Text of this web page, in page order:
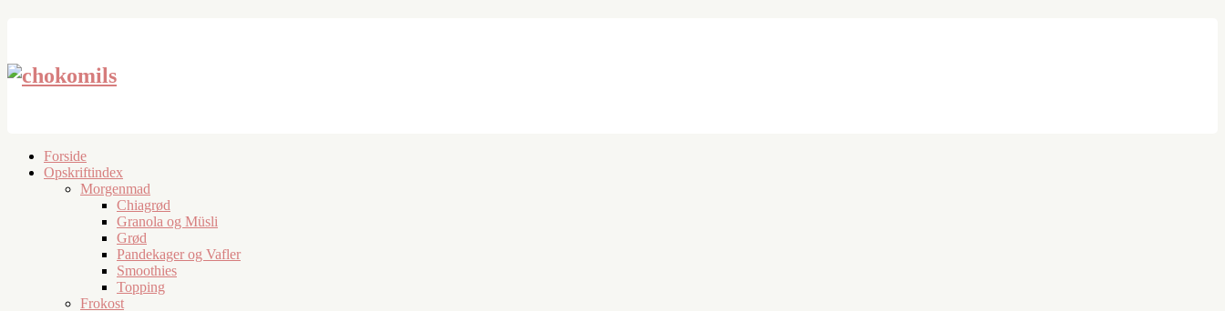
Forside
Opskriftindex
Morgenmad
Chiagrød
Granola og Müsli
Grød
Pandekager og Vafler
Smoothies
Topping
Frokost